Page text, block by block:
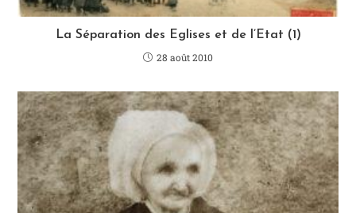
La Séparation des Eglises et de l’Etat (1)
28 août 2010